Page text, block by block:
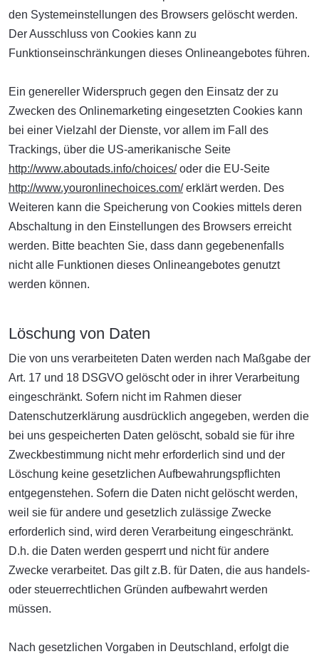
den Systemeinstellungen des Browsers gelöscht werden.
Der Ausschluss von Cookies kann zu
Funktionseinschränkungen dieses Onlineangebotes führen.
Ein genereller Widerspruch gegen den Einsatz der zu
Zwecken des Onlinemarketing eingesetzten Cookies kann
bei einer Vielzahl der Dienste, vor allem im Fall des
Trackings, über die US-amerikanische Seite
http://www.aboutads.info/choices/oder die EU-Seite
http://www.youronlinechoices.com/erklärt werden. Des
Weiteren kann die Speicherung von Cookies mittels deren
Abschaltung in den Einstellungen des Browsers erreicht
werden. Bitte beachten Sie, dass dann gegebenenfalls
nicht alle Funktionen dieses Onlineangebotes genutzt
werden können.
Löschung von Daten
Die von uns verarbeiteten Daten werden nach Maßgabe der
Art. 17 und 18 DSGVO gelöscht oder in ihrer Verarbeitung
eingeschränkt. Sofern nicht im Rahmen dieser
Datenschutzerklärung ausdrücklich angegeben, werden die
bei uns gespeicherten Daten gelöscht, sobald sie für ihre
Zweckbestimmung nicht mehr erforderlich sind und der
Löschung keine gesetzlichen Aufbewahrungspflichten
entgegenstehen. Sofern die Daten nicht gelöscht werden,
weil sie für andere und gesetzlich zulässige Zwecke
erforderlich sind, wird deren Verarbeitung eingeschränkt.
D.h. die Daten werden gesperrt und nicht für andere
Zwecke verarbeitet. Das gilt z.B. für Daten, die aus handels-
oder steuerrechtlichen Gründen aufbewahrt werden
müssen.
Nach gesetzlichen Vorgaben in Deutschland, erfolgt die